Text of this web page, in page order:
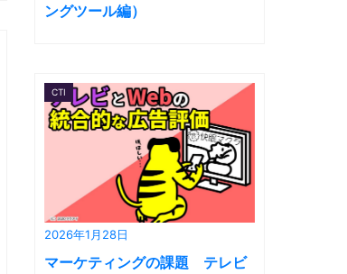
ングツール編）
2026年1月28日
CTI
マーケティングの課題 テレビ